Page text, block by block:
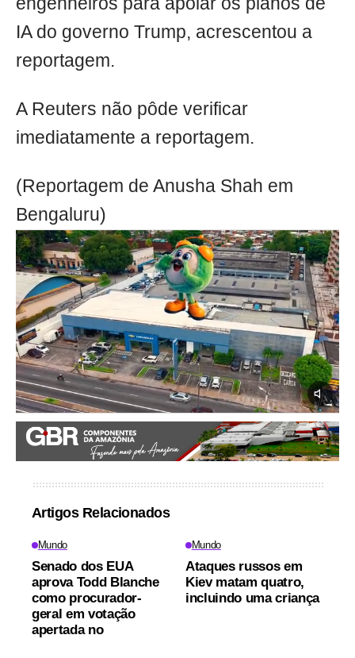
IA do governo Trump, acrescentou a
reportagem.
A Reuters não pôde verificar
imediatamente a reportagem.
(Reportagem de Anusha Shah em
Bengaluru)
Artigos Relacionados
Mundo
Senado dos EUA
aprova Todd Blanche
como procurador-
geral em votação
apertada no
Mundo
Ataques russos em
Kiev matam quatro,
incluindo uma criança